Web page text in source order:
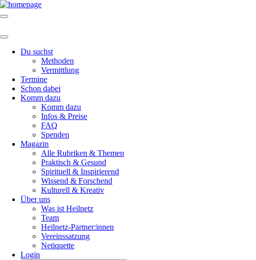
Du suchst
Methoden
Vermittlung
Termine
Schon dabei
Komm dazu
Komm dazu
Infos & Preise
FAQ
Spenden
Magazin
Alle Rubriken & Themen
Praktisch & Gesund
Spirituell & Inspirierend
Wissend & Forschend
Kulturell & Kreativ
Über uns
Was ist Heilnetz
Team
Heilnetz-Partner:innen
Vereinssatzung
Netiquette
Login